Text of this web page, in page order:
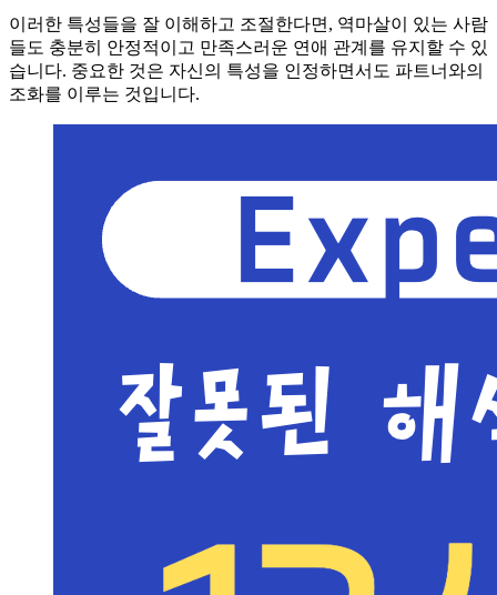
이러한 특성들을 잘 이해하고 조절한다면, 역마살이 있는 사람
들도 충분히 안정적이고 만족스러운 연애 관계를 유지할 수 있
습니다. 중요한 것은 자신의 특성을 인정하면서도 파트너와의
조화를 이루는 것입니다.